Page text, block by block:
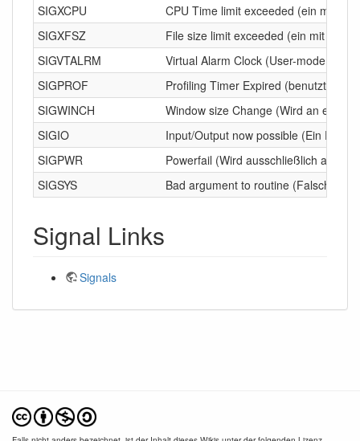
SIGXCPU
CPU Time limit exceeded (ein mit
SIGXFSZ
File size limit exceeded (ein mit
SIGVTALRM
Virtual Alarm Clock (User-mode
SIGPROF
Profiling Timer Expired (benutzt für
SIGWINCH
Window size Change (Wird an einen
SIGIO
Input/Output now possible (Ein
SIGPWR
Powerfail (Wird ausschließlich an Init
SIGSYS
Bad argument to routine (Falsches
Signal Links
Signals